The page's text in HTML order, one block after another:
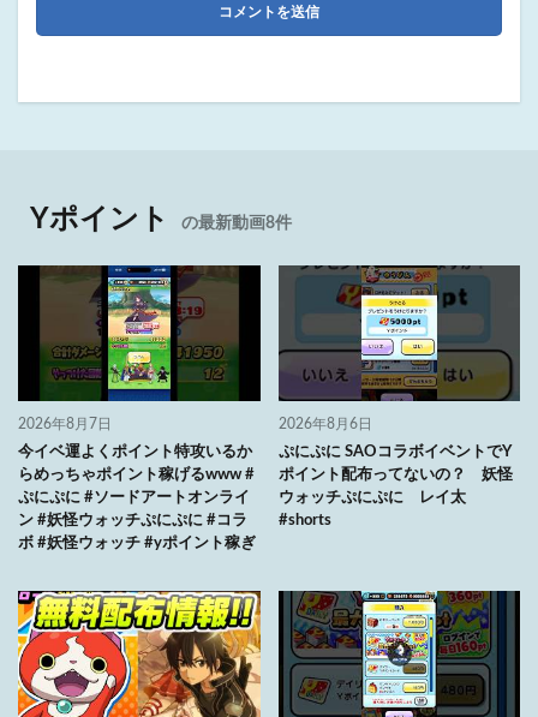
Yポイント の最新動画8件
2026年8月7日
今イベ運よくポイント特攻いるか
らめっちゃポイント稼げるwww #
ぷにぷに #ソードアートオンライ
ン #妖怪ウォッチぷにぷに #コラ
ボ #妖怪ウォッチ #yポイント稼ぎ
2026年8月6日
ぷにぷに SAOコラボイベントでY
ポイント配布ってないの？ 妖怪
ウォッチぷにぷに レイ太
#shorts